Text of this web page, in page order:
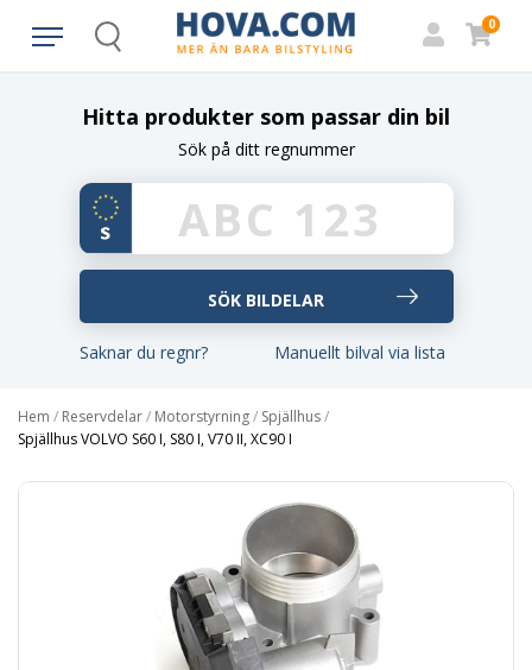
Search
0
Hitta produkter som passar din bil
Sök på ditt regnummer
Saknar du regnr? Manuellt bilval via lista
Hem / Reservdelar/ Motorstyrning/ Spjällhus/
Spjällhus VOLVO S60 I, S80 I, V70 II, XC90 I